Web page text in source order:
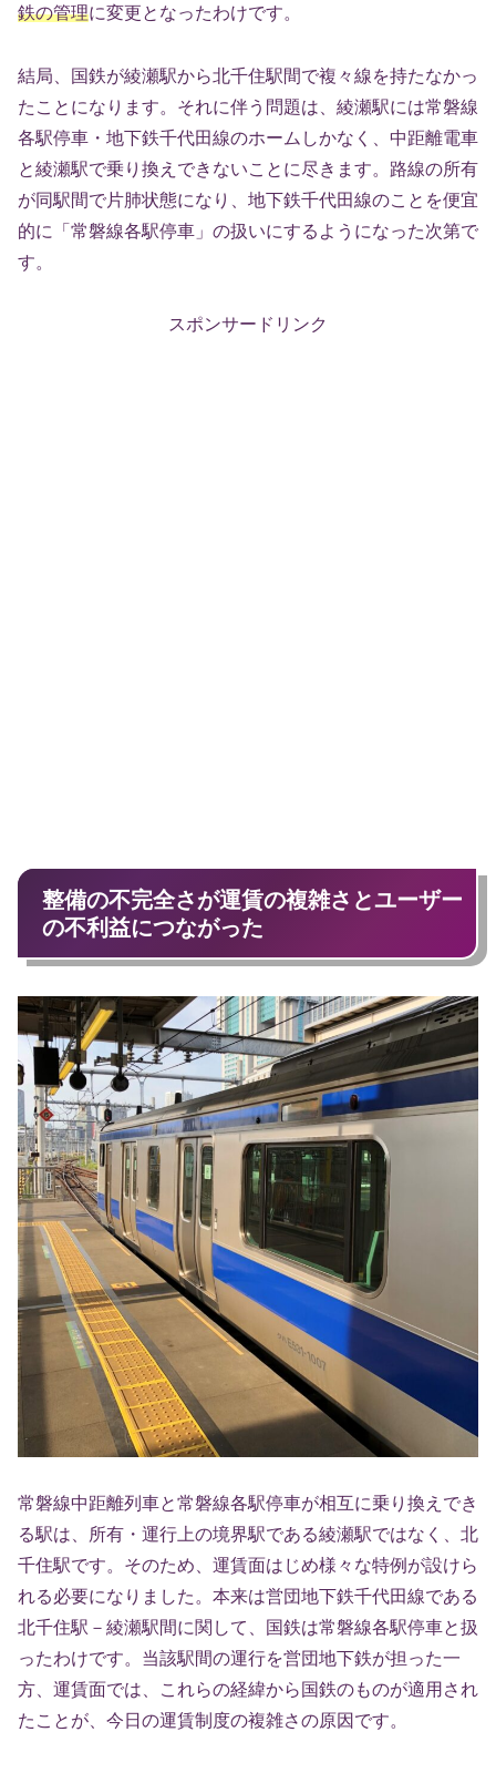
鉄の管理に変更となったわけです。
結局、国鉄が綾瀬駅から北千住駅間で複々線を持たなかっ
たことになります。それに伴う問題は、綾瀬駅には常磐線
各駅停車・地下鉄千代田線のホームしかなく、中距離電車
と綾瀬駅で乗り換えできないことに尽きます。路線の所有
が同駅間で片肺状態になり、地下鉄千代田線のことを便宜
的に「常磐線各駅停車」の扱いにするようになった次第で
す。
スポンサードリンク
整備の不完全さが運賃の複雑さとユーザー
の不利益につながった
常磐線中距離列車と常磐線各駅停車が相互に乗り換えでき
る駅は、所有・運行上の境界駅である綾瀬駅ではなく、北
千住駅です。そのため、運賃面はじめ様々な特例が設けら
れる必要になりました。本来は営団地下鉄千代田線である
北千住駅－綾瀬駅間に関して、国鉄は常磐線各駅停車と扱
ったわけです。当該駅間の運行を営団地下鉄が担った一
方、運賃面では、これらの経緯から国鉄のものが適用され
たことが、今日の運賃制度の複雑さの原因です。